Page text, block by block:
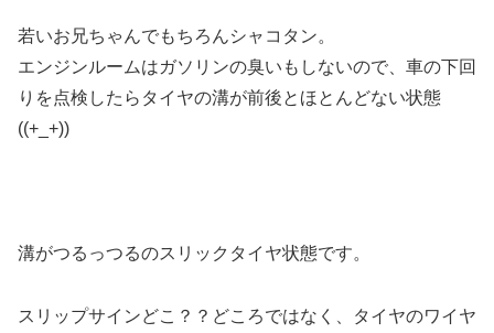
若いお兄ちゃんでもちろんシャコタン。
エンジンルームはガソリンの臭いもしないので、車の下回
りを点検したらタイヤの溝が前後とほとんどない状態
((+_+))
溝がつるっつるのスリックタイヤ状態です。
スリップサインどこ？？どころではなく、タイヤのワイヤ